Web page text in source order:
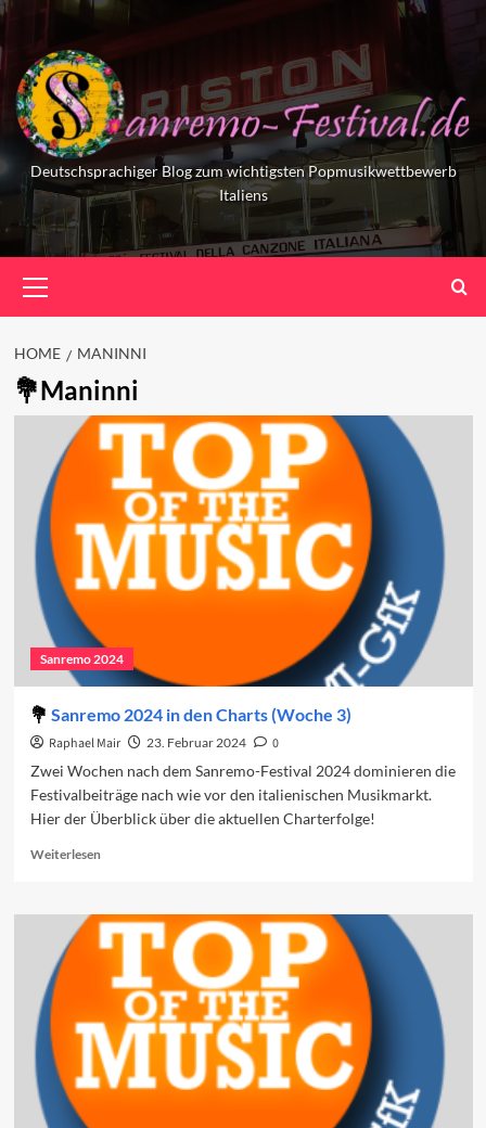
Skip
to
content
Deutschsprachiger Blog zum wichtigsten Popmusikwettbewerb
Italiens
Menu
HOME MANINNI
Maninni
Sanremo 2024
Sanremo 2024 in den Charts (Woche 3)
Raphael Mair 23. Februar 2024
0
Zwei Wochen nach dem Sanremo-Festival 2024 dominieren die
Festivalbeiträge nach wie vor den italienischen Musikmarkt.
Hier der Überblick über die aktuellen Charterfolge!
WeiterlesenRead
Sanremo
2024
in
den
Charts
(Woche
3)